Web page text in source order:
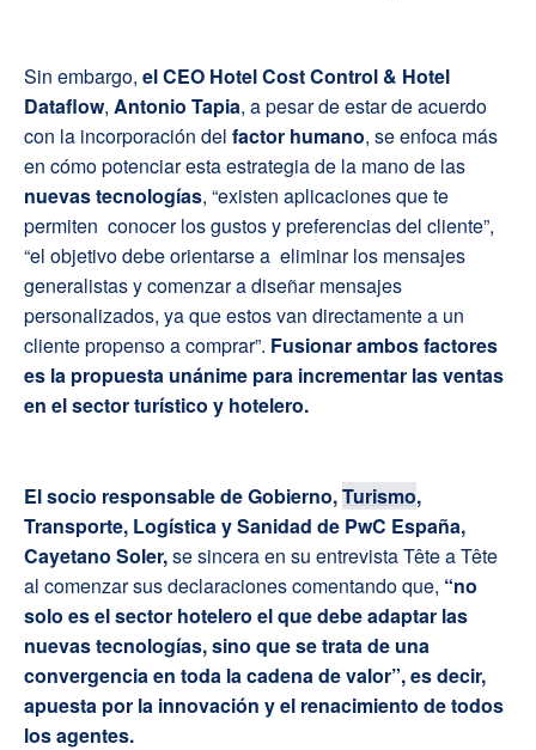
Sin embargo, elCEO Hotel Cost Control & Hotel
Dataflow, Antonio Tapia, a pesar de estar de acuerdo
con la incorporación del factor humano, se enfoca más
en cómo potenciar esta estrategia de la mano de las
nuevas tecnologías, “existen aplicaciones que te
permiten conocer los gustos y preferencias del cliente”,
“el objetivo debe orientarse a eliminar los mensajes
generalistas y comenzar a diseñar mensajes
personalizados, ya que estos van directamente a un
cliente propenso a comprar”. Fusionar ambos factores
es la propuesta unánime para incrementar las ventas
en el sector turístico y hotelero.
El socio responsable de Gobierno,Turismo,
Transporte, Logística y Sanidad de PwC España,
Cayetano Soler,se sincera en su entrevista Tête a Tête
al comenzar sus declaraciones comentando que, “no
solo es el sector hotelero el que debe adaptar las
nuevas tecnologías, sino que se trata de una
convergencia en toda la cadena de valor”, es decir,
apuesta por la innovación y el renacimiento de todos
los agentes.